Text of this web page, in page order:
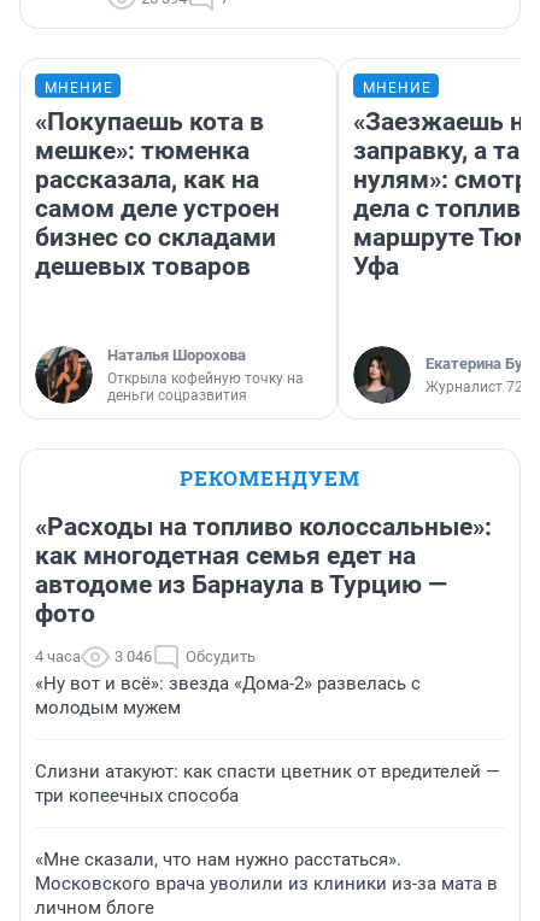
МНЕНИЕ
«Покупаешь кота в
мешке»: тюменка
рассказала, как на
самом деле устроен
бизнес со складами
дешевых товаров
Наталья Шорохова
Открыла кофейную точку на
деньги соцразвития
МНЕНИЕ
«Заезжаешь на
заправку, а
нулям»:
дела с
маршруте
Уфа
Екатерина
Журналист
РЕКОМЕНДУЕМ
«Расходы на топливо колоссальные»:
как многодетная семья едет на
автодоме из Барнаула в Турцию —
фото
4 часа 3 046 Обсудить
«Ну вот и всё»: звезда «Дома-2» развелась с
молодым мужем
Слизни атакуют: как спасти цветник от вредителей —
три копеечных способа
«Мне сказали, что нам нужно расстаться».
Московского врача уволили из клиники из-за мата в
личном блоге